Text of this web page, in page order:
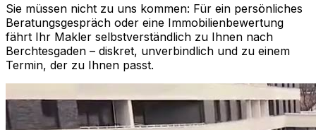
Sie müssen nicht zu uns kommen: Für ein persönliches
Beratungsgespräch oder eine Immobilienbewertung
fährt Ihr Makler selbstverständlich zu Ihnen nach
Berchtesgaden – diskret, unverbindlich und zu einem
Termin, der zu Ihnen passt.